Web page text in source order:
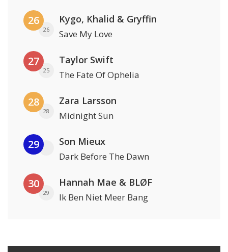
26
26
Kygo, Khalid & Gryffin
Save My Love
27
25
Taylor Swift
The Fate Of Ophelia
28
28
Zara Larsson
Midnight Sun
29 Son Mieux
Dark Before The Dawn
30
29
Hannah Mae & BLØF
Ik Ben Niet Meer Bang